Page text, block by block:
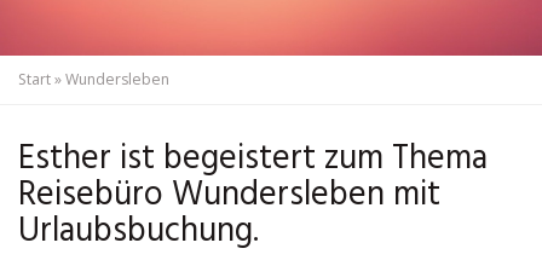
Start»Wundersleben
Esther ist begeistert zum Thema
Reisebüro Wundersleben mit
Urlaubsbuchung.